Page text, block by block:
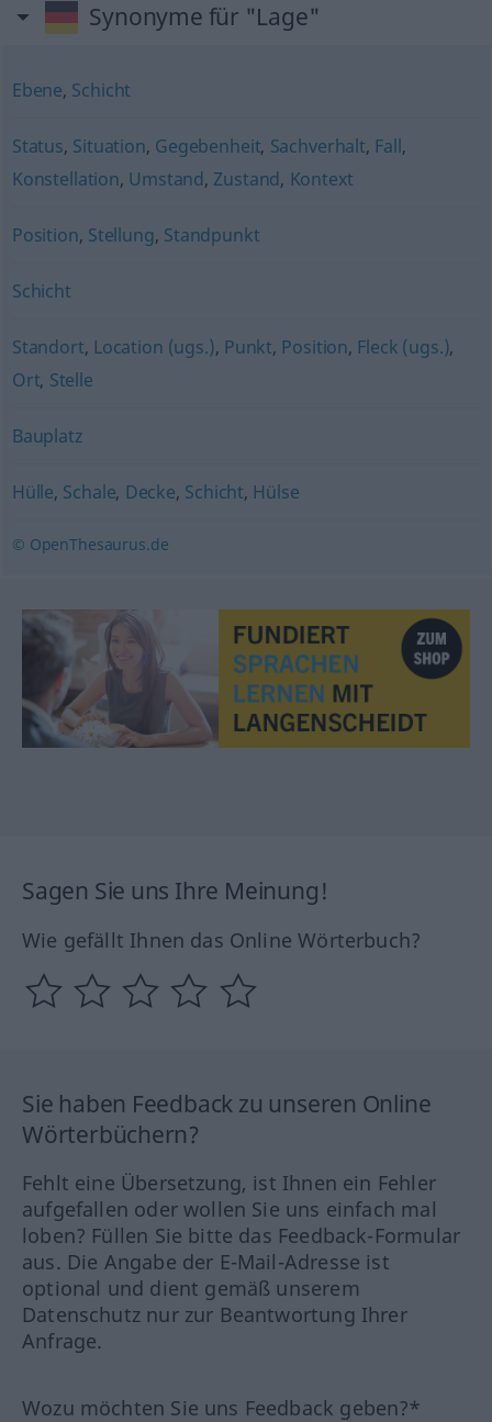
Synonyme für "Lage"
Ebene, Schicht
Status, Situation, Gegebenheit, Sachverhalt, Fall,
Konstellation, Umstand, Zustand, Kontext
Position, Stellung, Standpunkt
Schicht
Standort, Location (ugs.), Punkt, Position, Fleck (ugs.),
Ort, Stelle
Bauplatz
Hülle, Schale, Decke, Schicht, Hülse
© OpenThesaurus.de
Sagen Sie uns Ihre Meinung!
Wie gefällt Ihnen das Online Wörterbuch?
Sie haben Feedback zu unseren Online
Wörterbüchern?
Fehlt eine Übersetzung, ist Ihnen ein Fehler
aufgefallen oder wollen Sie uns einfach mal
loben? Füllen Sie bitte das Feedback-Formular
aus. Die Angabe der E-Mail-Adresse ist
optional und dient gemäß unserem
Datenschutz nur zur Beantwortung Ihrer
Anfrage.
Wozu möchten Sie uns Feedback geben?*